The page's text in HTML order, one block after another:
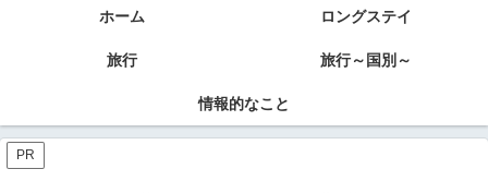
ホーム ロングステイ
旅行 旅行～国別～
情報的なこと
PR